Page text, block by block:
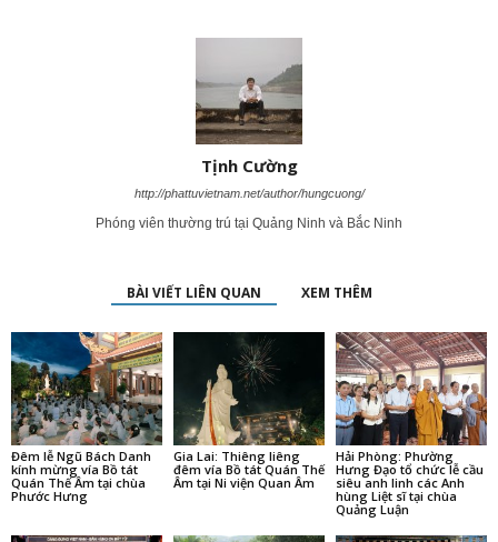
Tịnh Cường
http://phattuvietnam.net/author/hungcuong/
Phóng viên thường trú tại Quảng Ninh và Bắc Ninh
BÀI VIẾT LIÊN QUAN XEM THÊM
Đêm lễ Ngũ Bách Danh
kính mừng vía Bồ tát
Quán Thế Âm tại chùa
Phước Hưng
Gia Lai: Thiêng liêng
đêm vía Bồ tát Quán Thế
Âm tại Ni viện Quan Âm
Hải Phòng: Phường
Hưng Đạo tổ chức lễ cầu
siêu anh linh các Anh
hùng Liệt sĩ tại chùa
Quảng Luận